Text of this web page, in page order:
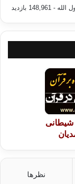
الله - 148,961 بازدید
شیطانی
نظرها